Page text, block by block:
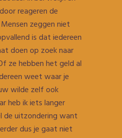
reageren de
zeggen niet
is dat iedereen
doen op zoek naar
ze hebben het geld al
weet waar je
wilde zelf ook
heb ik iets langer
de uitzondering want
dus je gaat niet